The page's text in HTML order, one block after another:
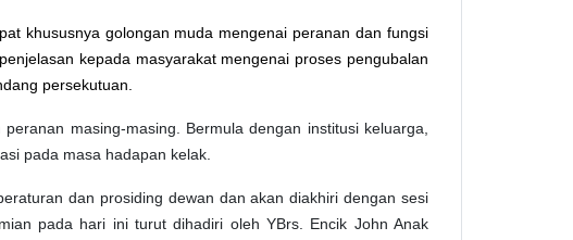
khususnya golongan muda mengenai peranan dan fungsi
kepada masyarakat mengenai proses pengubalan
persekutuan.
masing-masing. Bermula dengan institusi keluarga,
pada masa hadapan kelak.
dan prosiding dewan dan akan diakhiri dengan sesi
pada hari ini turut dihadiri oleh YBrs. Encik John Anak